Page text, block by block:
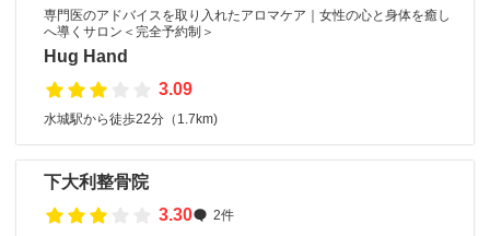
専門医のアドバイスを取り入れたアロマケア｜女性の心と身体を癒し
へ導くサロン＜完全予約制＞
Hug Hand
3.09
水城駅から徒歩22分（1.7km)
下大利整骨院
3.30
2件